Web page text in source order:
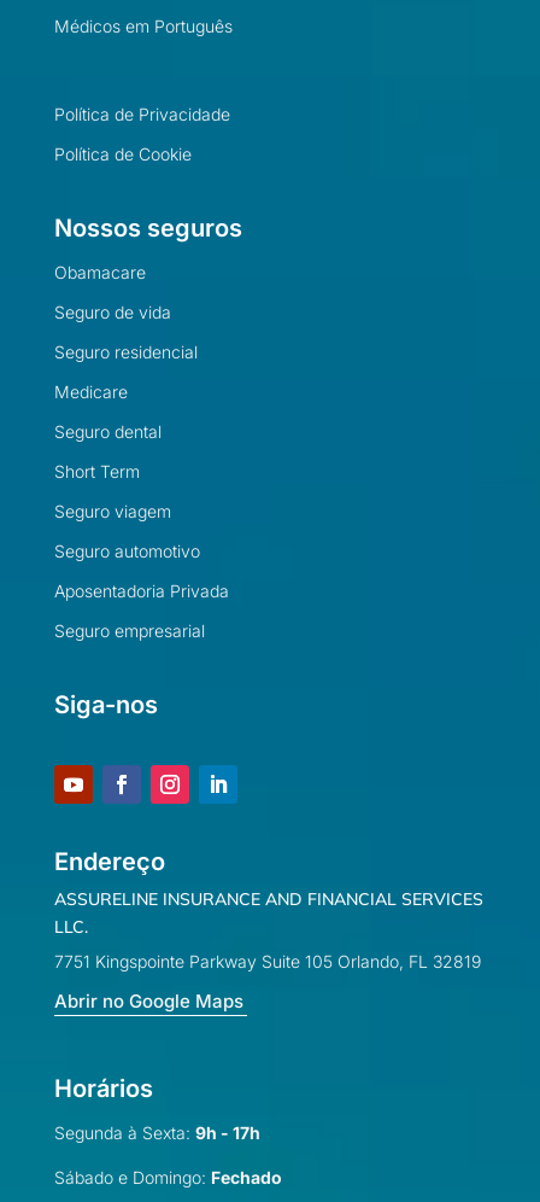
Médicos em Português
Política de Privacidade
Política de Cookie
Nossos seguros
Obamacare
Seguro de vida
Seguro residencial
Medicare
Seguro dental
Short Term
Seguro viagem
Seguro automotivo
Aposentadoria Privada
Seguro empresarial
Siga-nos
Endereço
ASSURELINE INSURANCE AND FINANCIAL SERVICES
LLC.
7751 Kingspointe Parkway Suite 105 Orlando, FL 32819
Abrir no Google Maps
Horários
Segunda à Sexta: 9h - 17h
Sábado e Domingo: Fechado